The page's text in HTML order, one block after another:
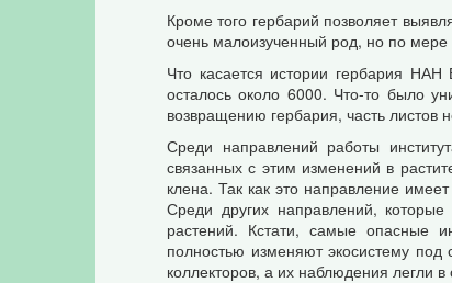
Кроме того гербарий позволяет
очень малоизученный род, но по
Что касается истории гербария
осталось около 6000. Что-то было
возвращению гербария, часть листов
Среди направлений работы
связанных с этим изменений в
клена. Так как это направление
Среди других направлений,
растений. Кстати, самые опасные
полностью изменяют экосистему
коллекторов, а их наблюдения легли